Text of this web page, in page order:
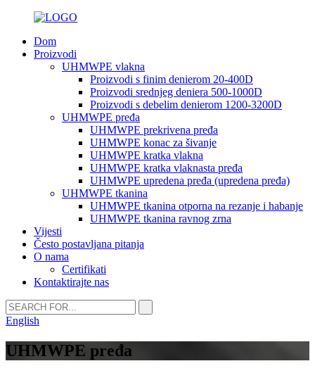
Dom
Proizvodi
UHMWPE vlakna
Proizvodi s finim denierom 20-400D
Proizvodi srednjeg deniera 500-1000D
Proizvodi s debelim denierom 1200-3200D
UHMWPE pređa
UHMWPE prekrivena pređa
UHMWPE konac za šivanje
UHMWPE kratka vlakna
UHMWPE kratka vlaknasta pređa
UHMWPE upredena pređa (upredena pređa)
UHMWPE tkanina
UHMWPE tkanina otporna na rezanje i habanje
UHMWPE tkanina ravnog zrna
Vijesti
Često postavljana pitanja
O nama
Certifikati
Kontaktirajte nas
English
UHMWPE pređa